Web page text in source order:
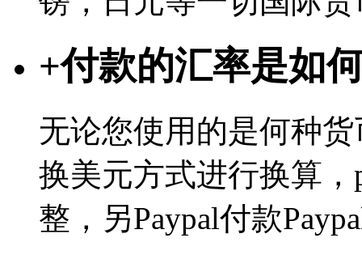
+付款的汇率是如
无论您使用的是何种
换美元方式进行换算
整，另Paypal付款